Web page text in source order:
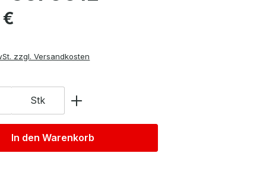
€
zzgl. Versandkosten
Stk
In den Warenkorb